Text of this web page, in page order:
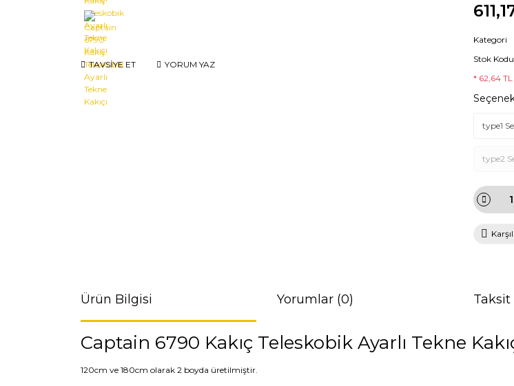
TAVSİYE ET YORUM YAZ
Kategori
Stok Kodu
* 62,64
Ürün Bilgisi Yorumlar (0) Taksit
Captain 6790 Kakıç Teleskobik Ayarlı Tekne
120cm ve 180cm olarak 2 boyda üretilmiştir.